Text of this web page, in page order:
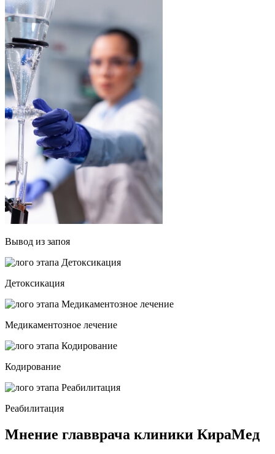
Вывод из запоя
Детоксикация
Медикаментозное лечение
Кодирование
Реабилитация
Мнение главврача клиники КираМед